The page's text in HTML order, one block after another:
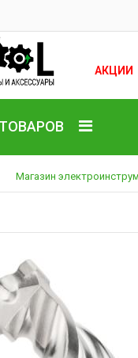
АКЦИИ
Магазин